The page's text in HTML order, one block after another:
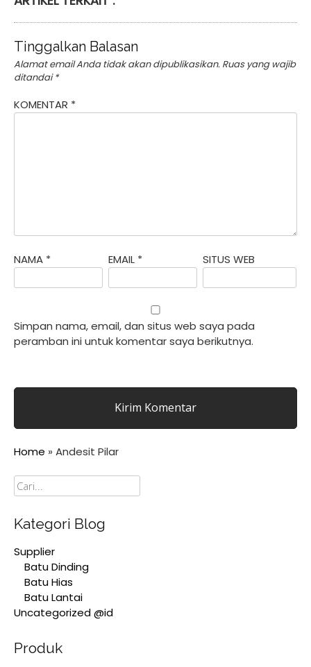
Tinggalkan Balasan
Alamat email Anda tidak akan dipublikasikan. Ruas yang wajib
ditandai*
KOMENTAR *
NAMA * EMAIL * SITUS WEB
Simpan nama, email, dan situs web saya pada
peramban ini untuk komentar saya berikutnya.
Home » Andesit Pilar
Cari
Kategori Blog
Supplier
Batu Dinding
Batu Hias
Batu Lantai
Uncategorized @id
Produk